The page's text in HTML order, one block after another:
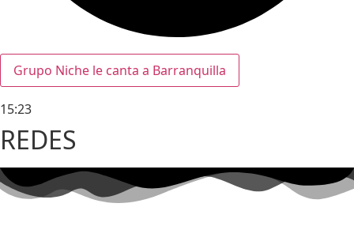
Grupo Niche le canta a Barranquilla
15:23
REDES